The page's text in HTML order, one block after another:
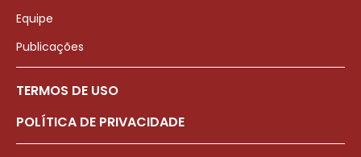
Equipe
Publicações
TERMOS DE USO
POLÍTICA DE PRIVACIDADE